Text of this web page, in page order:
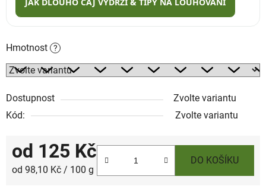
Hmotnost ?
Dostupnost
Zvolte variantu
Kód:
Zvolte variantu
od 125 Kč
Měrná cena:
od 98,10 Kč / 100 g
DO KOŠÍKU